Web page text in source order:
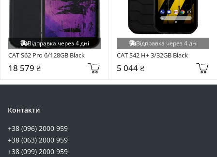
Відправка через 4 дні
CAT S62 Pro 6/128GB Black
18 579 ₴
Відправка через 4 дні
CAT S42 H+ 3/32GB Black
5 044 ₴
Контакти
+38 (096) 2000 959
+38 (063) 2000 959
+38 (099) 2000 959